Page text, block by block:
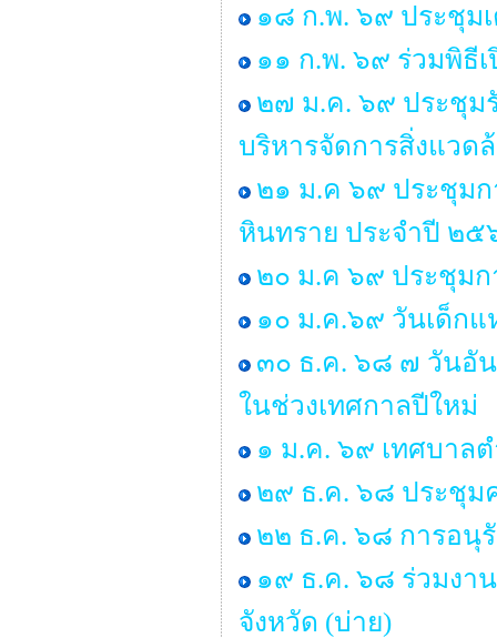
๑๘ ก.พ. ๖๙ ประชุม
๑๑ ก.พ. ๖๙ ร่วมพิธี
๒๗ ม.ค. ๖๙ ประชุม
บริหารจัดการสิ่งแวด
๒๑ ม.ค ๖๙ ประชุมก
หินทราย ประจำปี ๒๕
๒๐ ม.ค ๖๙ ประชุม
๑๐ ม.ค.๖๙ วันเด็กแ
๓๐ ธ.ค. ๖๘ ๗ วันอั
ในช่วงเทศกาลปีใหม่
๑ ม.ค. ๖๙ เทศบาล
๒๙ ธ.ค. ๖๘ ประชุม
๒๒ ธ.ค. ๖๘ การอนุ
๑๙ ธ.ค. ๖๘ ร่วมงา
จังหวัด (บ่าย)